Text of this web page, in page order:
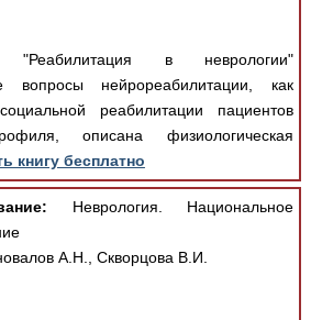
в неврологии"
вопросы нейрореабилитации, как
реабилитации пациентов
описана физиологическая
книгу бесплатно
Неврология. Национальное
А.Н., Скворцова В.И.